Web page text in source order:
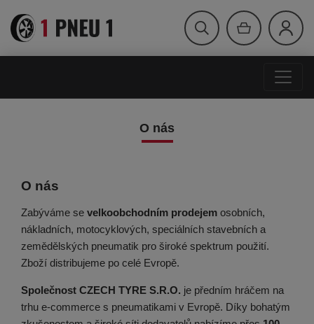
O nás
O nás
Zabýváme se velkoobchodním prodejem osobních,
nákladních, motocyklových, speciálních stavebních a
zemědělských pneumatik pro široké spektrum použití.
Zboží distribujeme po celé Evropě.
Společnost CZECH TYRE S.R.O. je předním hráčem na
trhu e-commerce s pneumatikami v Evropě. Díky bohatým